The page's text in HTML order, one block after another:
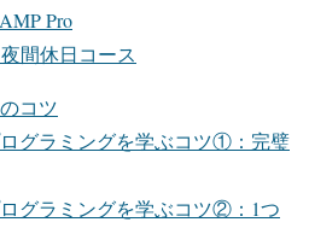
Pro
間休日コース
コツ
グラミングを学ぶコツ①：完璧
グラミングを学ぶコツ②：1つ